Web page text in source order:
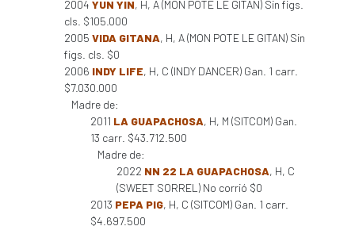
2004 YUN YIN, H, A (MON POTE LE GITAN) Sin figs.
cls. $105.000
2005 VIDA GITANA, H, A (MON POTE LE GITAN) Sin
figs. cls. $0
2006 INDY LIFE, H, C (INDY DANCER) Gan. 1 carr.
$7.030.000
Madre de:
2011 LA GUAPACHOSA, H, M (SITCOM) Gan.
13 carr. $43.712.500
Madre de:
2022 NN 22 LA GUAPACHOSA, H, C
(SWEET SORREL) No corrió $0
2013 PEPA PIG, H, C (SITCOM) Gan. 1 carr.
$4.697.500